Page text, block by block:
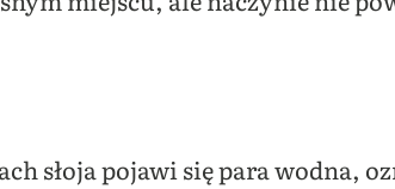
słoja pojawi się para wodna,